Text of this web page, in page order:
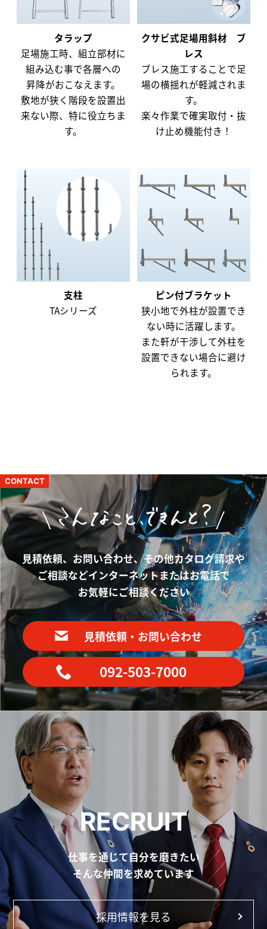
タラップ
足場施工時、組立部材に
組み込む事で各層への
昇降がおこなえます。
敷地が狭く階段を設置出
来ない際、特に役立ちま
す。
クサビ式足場用斜材 ブ
レス
ブレス施工することで足
場の横揺れが軽減されま
す。
楽々作業で確実取付・抜
け止め機能付き！
支柱
TAシリーズ
ピン付ブラケット
狭小地で外柱が設置でき
ない時に活躍します。
また軒が干渉して外柱を
設置できない場合に避け
られます。
CONTACT
見積依頼、お問い合わせ、その他カタログ請求や
ご相談などインターネットまたはお電話で
お気軽にご相談ください
見積依頼・お問い合わせ
092-503-7000
RECRUIT
仕事を通じて自分を磨きたい
そんな仲間を求めています
採用情報を見る